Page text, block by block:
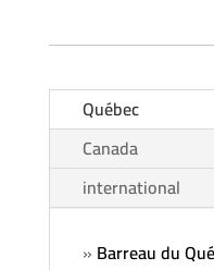
Québec
Canada
international
» Barreau du